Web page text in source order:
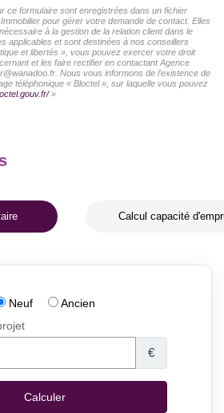
ce formulaire sont enregistrées dans un fichier
pour gérer votre demande de contact. Elles
à la gestion de la relation client dans le
applicables et sont destinées à nos conseillers
et libertés », vous pouvez exercer votre droit
et les faire rectifier en contactant Agence
Nous vous informons de l'existence de
téléphonique « Bloctel », sur laquelle vous pouvez
»
Calcul capacité